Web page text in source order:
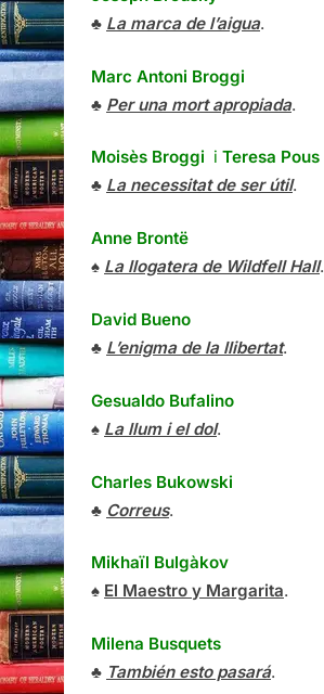
♣ La marca de l’aigua.
Marc Antoni Broggi
♣ Per una mort apropiada.
Moisès Broggi i Teresa Pous
♣ La necessitat de ser útil.
Anne Brontë
♠ La llogatera de Wildfell Hall.
David Bueno
♣ L’enigma de la llibertat.
Gesualdo Bufalino
♠ La llum i el dol.
Charles Bukowski
♣ Correus.
Mikhaïl Bulgàkov
♠ El Maestro y Margarita.
Milena Busquets
♣ También esto pasará.